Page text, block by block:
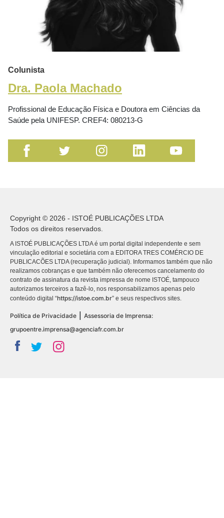
Colunista
Dra. Paola Machado
Profissional de Educação Física e Doutora em Ciências da
Saúde pela UNIFESP. CREF4: 080213-G
Copyright © 2026 - ISTOÉ PUBLICAÇÕES LTDA
Todos os direitos reservados.
A ISTOÉ PUBLICAÇÕES LTDA é um portal digital independente e sem
vinculação editorial e societária com a EDITORA TRES COMÉRCIO DE
PUBLICACÕES LTDA (recuperação judicial). Informamos também que não
realizamos cobranças e que também não oferecemos cancelamento do
contrato de assinatura da revista impressa de nome ISTOÉ, tampouco
autorizamos terceiros a fazê-lo, nos responsabilizamos apenas pelo
conteúdo digital “https://istoe.com.br” e seus respectivos sites.
Política de Privacidade | Assessoria de Imprensa:
grupoentre.imprensa@agenciafr.com.br